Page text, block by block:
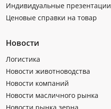
Индивидуальные презентации
Ценовые справки на товар
Новости
Логистика
Новости животноводства
Новости компаний
Новости масличного рынка